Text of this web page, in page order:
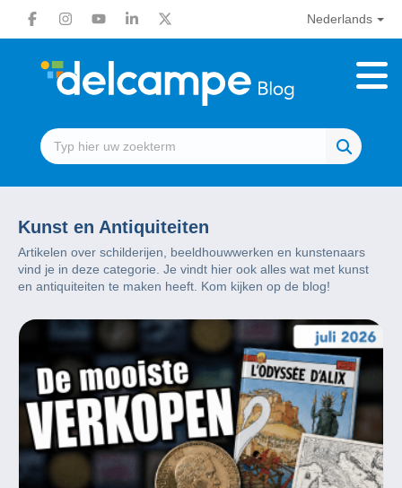
Nederlands
Kunst en Antiquiteiten
Artikelen over schilderijen, beeldhouwwerken en kunstenaars
vind je in deze categorie. Je vindt hier ook alles wat met kunst
en antiquiteiten te maken heeft. Kom kijken op de blog!